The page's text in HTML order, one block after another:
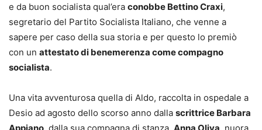
e da buon socialista qual’era conobbe Bettino Craxi,
segretario del Partito Socialista Italiano, che venne a
sapere per caso della sua storia e per questo lo premiò
con un attestato di benemerenza come compagno
socialista.
Una vita avventurosa quella di Aldo, raccolta in ospedale a
Desio ad agosto dello scorso anno dalla scrittrice Barbara
Appiano, dalla sua compagna di stanza, Anna Oliva, nuora